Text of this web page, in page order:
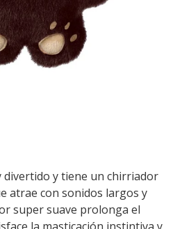
divertido y tiene un chirriador
atrae con sonidos largos y
super suave prolonga el